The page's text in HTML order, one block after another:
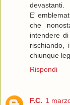
devastanti.
E'
che
intendere
rischiando,
chiunque
Rispondi
F.C. 1